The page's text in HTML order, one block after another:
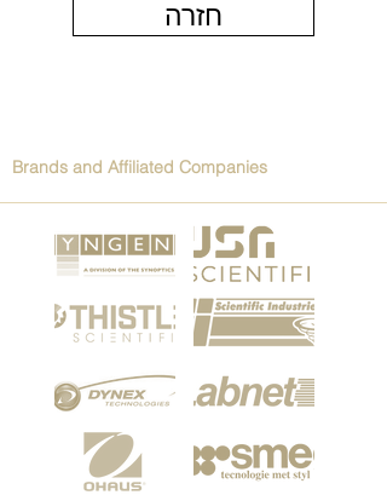
חזרה
Brands and Affiliated Companies